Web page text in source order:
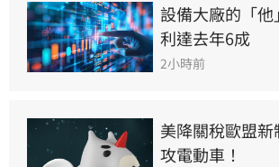
設備大廠的「
利達去年6成
2小時前
美降關稅歐盟
攻電動車！